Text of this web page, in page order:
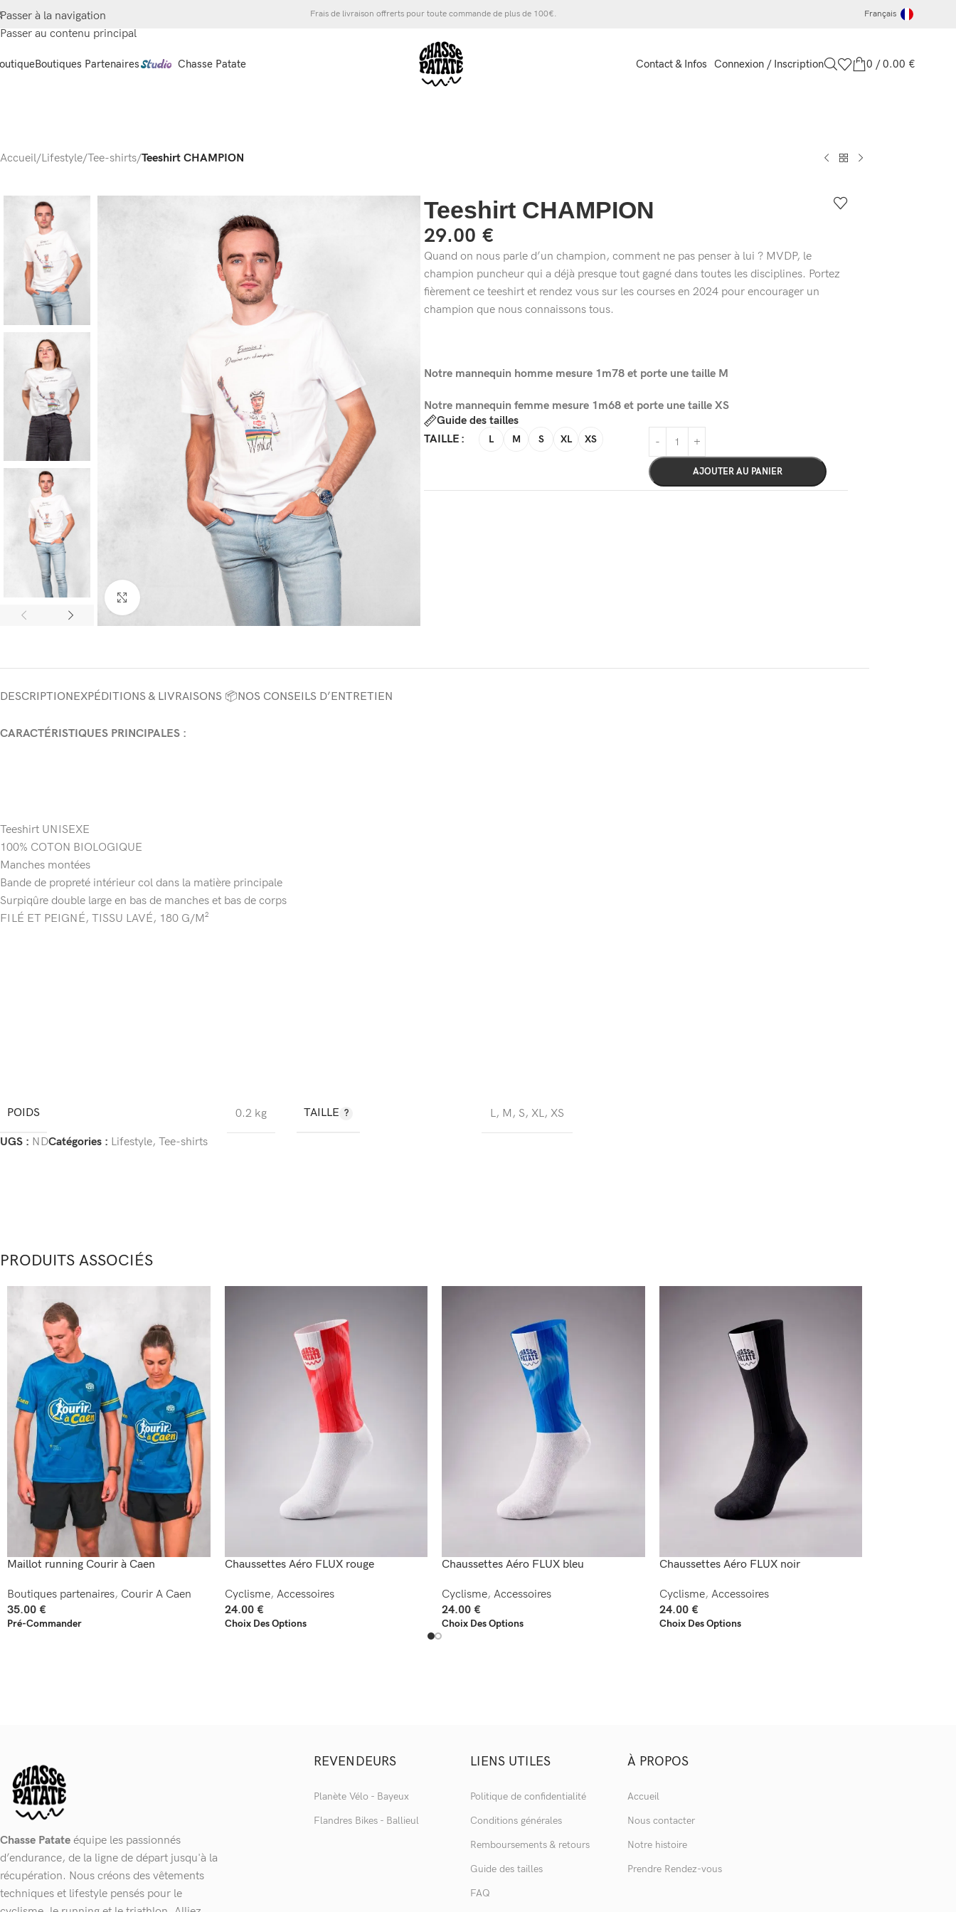
Passer à la navigation
Passer au contenu principal
Frais de livraison offrerts pour toute commande de plus de 100€. Français
Boutiques Partenaires Chasse Patate Contact & Infos Connexion / Inscription 0 / 0.00 €
Accueil/Lifestyle/Tee-shirts/Teeshirt CHAMPION
Cliquez pour agrandir
Teeshirt CHAMPION
29.00 €
Quand on nous parle d’un champion, comment ne pas penser à lui ? MVDP, le
champion puncheur qui a déjà presque tout gagné dans toutes les disciplines. Portez
fièrement ce teeshirt et rendez vous sur les courses en 2024 pour encourager un
champion que nous connaissons tous.
Notre mannequin homme mesure 1m78 et porte une taille M
Notre mannequin femme mesure 1m68 et porte une taille XS
Guide des tailles
TAILLE
L M S XL XS
AJOUTER AU PANIER
DESCRIPTIONEXPÉDITIONS & LIVRAISONS 📦NOS CONSEILS D’ENTRETIEN
CARACTÉRISTIQUES PRINCIPALES :
Teeshirt UNISEXE
100% COTON BIOLOGIQUE
Manches montées
Bande de propreté intérieur col dans la matière principale
Surpiqûre double large en bas de manches et bas de corps
FILÉ ET PEIGNÉ, TISSU LAVÉ, 180 G/M²
POIDS 0.2 kg TAILLE L, M, S, XL, XS
UGS : NDCatégories : Lifestyle, Tee-shirts
PRODUITS ASSOCIÉS
Maillot running Courir à Caen
Boutiques partenaires, Courir A Caen
35.00 €
Pré-Commander
Chaussettes Aéro FLUX rouge
Cyclisme, Accessoires
24.00 €
Choix Des Options
Chaussettes Aéro FLUX bleu
Cyclisme, Accessoires
24.00 €
Choix Des Options
Chaussettes Aéro FLUX noir
Cyclisme, Accessoires
24.00 €
Choix Des Options
Chasse Patate équipe les passionnés
d’endurance, de la ligne de départ jusqu'à la
récupération. Nous créons des vêtements
techniques et lifestyle pensés pour le
REVENDEURS
Planète Vélo - Bayeux
Flandres Bikes - Ballieul
LIENS UTILES
Politique de confidentialité
Conditions générales
Remboursements & retours
Guide des tailles
FAQ
À PROPOS
Accueil
Nous contacter
Notre histoire
Prendre Rendez-vous